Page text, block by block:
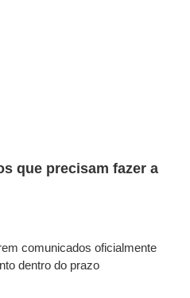
que precisam fazer a
comunicados oficialmente
dentro do prazo